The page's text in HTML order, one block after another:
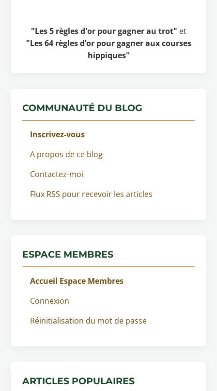
"Les 5 règles d'or pour gagner au trot" et
"Les 64 règles d’or pour gagner aux courses
hippiques"
COMMUNAUTÉ DU BLOG
Inscrivez-vous
A propos de ce blog
Contactez-moi
Flux RSS pour recevoir les articles
ESPACE MEMBRES
Accueil Espace Membres
Connexion
Réinitialisation du mot de passe
ARTICLES POPULAIRES